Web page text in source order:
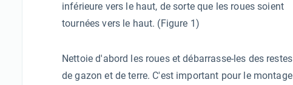
inférieure vers le haut, de sorte que les roues soient
tournées vers le haut. (Figure 1)
Nettoie d'abord les roues et débarrasse-les des restes
de gazon et de terre. C'est important pour le montage